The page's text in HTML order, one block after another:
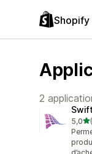
Shopify
2
5,0
3